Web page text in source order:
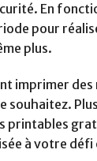
En
pour
plus.
imprimer des
souhaitez.
printables
à votre défi